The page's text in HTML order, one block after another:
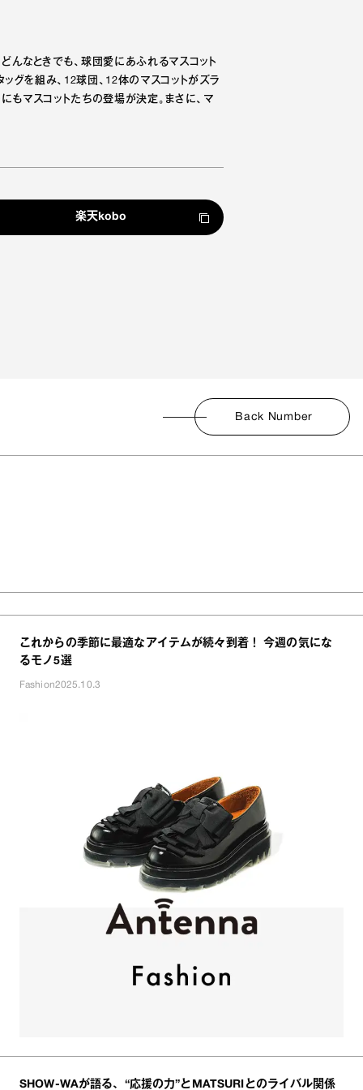
んなときでも、球団愛にあふれるマスコット
グを組み、12球団、12体のマスコットがズラ
もマスコットたちの登場が決定。まさに、マ
楽天kobo
Back Number
これからの季節に最適なアイテムが続々到着！ 今週の気にな
るモノ5選
Fashion2025.10.3
SHOW-WAが語る、“応援の力”とMATSURIとのライバル関係